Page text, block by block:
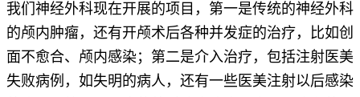
我们神经外科现在开展的项目，第一是传统的神经外科
的颅内肿瘤，还有开颅术后各种并发症的治疗，比如创
面不愈合、颅内感染；第二是介入治疗，包括注射医美
失败病例，如失明的病人，还有一些医美注射以后感染